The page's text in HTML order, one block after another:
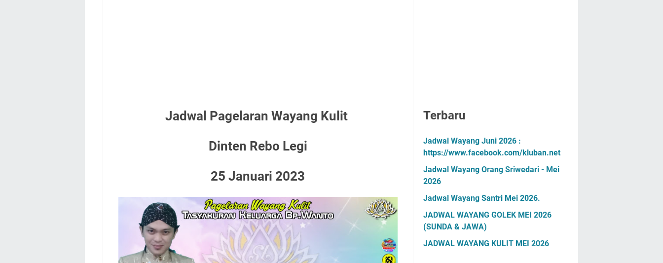
Jadwal Pagelaran Wayang Kulit
Dinten Rebo Legi
25 Januari 2023
Terbaru
Jadwal Wayang Juni 2026 :
https://www.facebook.com/kluban.net
Jadwal Wayang Orang Sriwedari - Mei
2026
Jadwal Wayang Santri Mei 2026.
JADWAL WAYANG GOLEK MEI 2026
(SUNDA & JAWA)
JADWAL WAYANG KULIT MEI 2026